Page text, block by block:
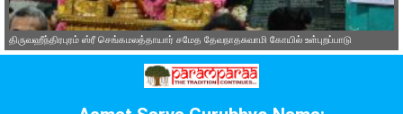
திருவஹீந்திரபுரம் ஸ்ரீ செங்கமலத்தாயார் சமேத தேவநாதசுவாமி கோயில் உள்புறப்பாடு